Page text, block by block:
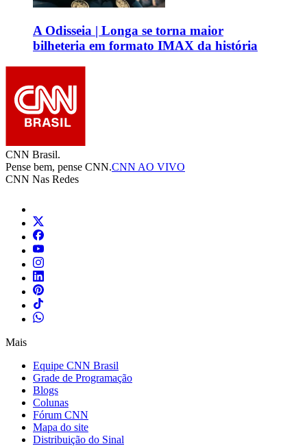
A Odisseia | Longa se torna maior
bilheteria em formato IMAX da história
CNN Brasil.
Pense bem, pense CNN.CNN AO VIVO
CNN Nas Redes
Mais
Equipe CNN Brasil
Grade de Programação
Blogs
Colunas
Fórum CNN
Mapa do site
Distribuição do Sinal